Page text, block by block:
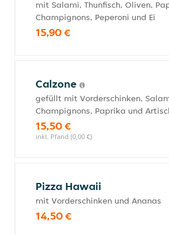
mit Salami, Thunfisch, Oliven,
Champignons, Peperoni und Ei
15,90 €
Calzone
gefüllt mit Vorderschinken,
Champignons, Paprika und
15,50 €
inkl. Pfand (0,00 €)
Pizza Hawaii
mit Vorderschinken und Ananas
14,50 €